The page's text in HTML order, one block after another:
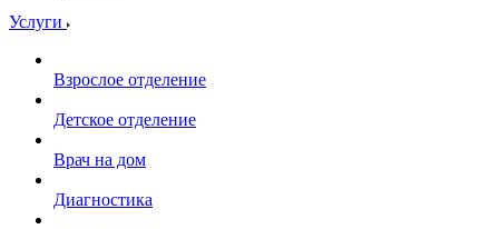
Услуги
Взрослое отделение
Детское отделение
Врач на дом
Диагностика